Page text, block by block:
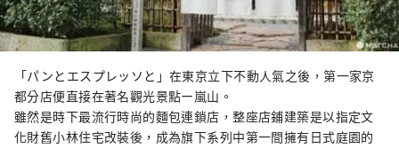
「パンとエスプレッソと」在東京立下不動人氣之後，第一家京
都分店便直接在著名觀光景點ー嵐山。
雖然是時下最流行時尚的麵包連鎖店，整座店鋪建築是以指定文
化財舊小林住宅改裝後，成為旗下系列中第一間擁有日式庭園的